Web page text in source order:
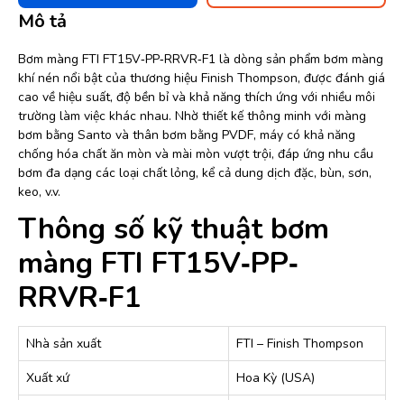
Mô tả
Bơm màng FTI FT15V‐PP‐RRVR‐F1 là dòng sản phẩm bơm màng
khí nén nổi bật của thương hiệu Finish Thompson, được đánh giá
cao về hiệu suất, độ bền bỉ và khả năng thích ứng với nhiều môi
trường làm việc khác nhau. Nhờ thiết kế thông minh với màng
bơm bằng Santo và thân bơm bằng PVDF, máy có khả năng
chống hóa chất ăn mòn và mài mòn vượt trội, đáp ứng nhu cầu
bơm đa dạng các loại chất lỏng, kể cả dung dịch đặc, bùn, sơn,
keo, v.v.
Thông số kỹ thuật bơm
màng FTI FT15V‐PP‐
RRVR‐F1
Nhà sản xuất
FTI – Finish Thompson
Xuất xứ
Hoa Kỳ (USA)